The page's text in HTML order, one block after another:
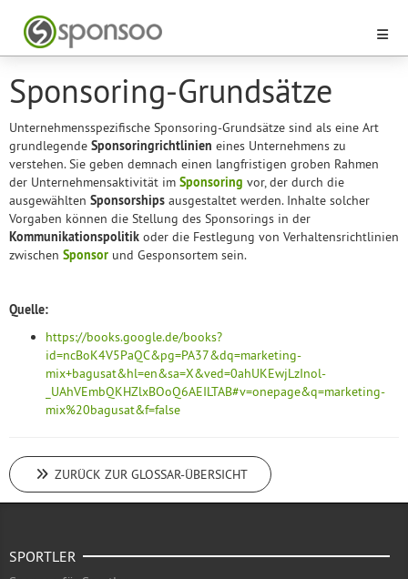
Sponsoring-Grundsätze
Unternehmensspezifische Sponsoring-Grundsätze sind als eine Art
grundlegende Sponsoringrichtlinien eines Unternehmens zu
verstehen. Sie geben demnach einen langfristigen groben Rahmen
der Unternehmensaktivität im Sponsoring vor, der durch die
ausgewählten Sponsorships ausgestaltet werden. Inhalte solcher
Vorgaben können die Stellung des Sponsorings in der
Kommunikationspolitik oder die Festlegung von Verhaltensrichtlinien
zwischen Sponsor und Gesponsortem sein.
Quelle:
https://books.google.de/books?
id=ncBoK4V5PaQC&pg=PA37&dq=marketing-
mix+bagusat&hl=en&sa=X&ved=0ahUKEwjLzInol-
_UAhVEmbQKHZlxBOoQ6AEILTAB#v=onepage&q=marketing-
mix%20bagusat&f=false
ZURÜCK ZUR GLOSSAR-ÜBERSICHT
SPORTLER